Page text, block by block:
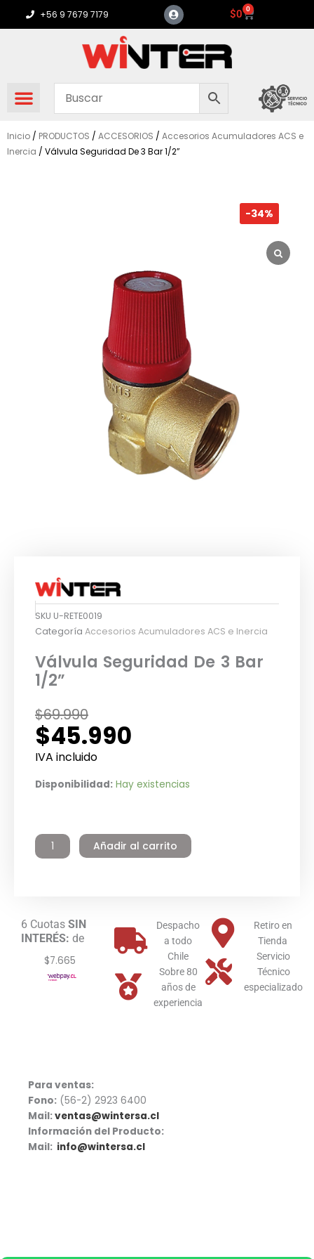
+56 9 7679 7179 $0 0
Carrito
Inicio / PRODUCTOS / ACCESORIOS / Accesorios Acumuladores ACS e
Inercia / Válvula Seguridad De 3 Bar 1/2”
-34%
SKU U-RETE0019
Categoría Accesorios Acumuladores ACS e Inercia
Válvula Seguridad De 3 Bar
1/2”
$69.990
El
precio
original
$69.990.
$45.990
El
precio
actual
$45.990.
IVA incluido
Disponibilidad: Hay existencias
Válvula
1/2”
Añadir al carrito
6 Cuotas SIN
INTERÉS: de
$7.665
Despacho
a todo
Chile
Sobre 80
años de
experiencia
Retiro en
Tienda
Servicio
Técnico
especializado
Para ventas:
Fono: (56-2) 2923 6400
Mail:ventas@wintersa.cl
Información del Producto:
Mail: info@wintersa.cl